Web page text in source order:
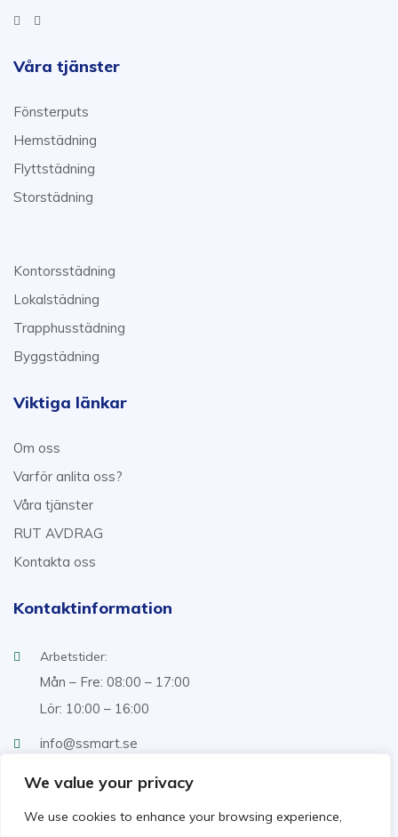
We value your privacy
We use cookies to enhance your browsing experience,
Våra tjänster
Fönsterputs
Hemstädning
Flyttstädning
Storstädning
Kontorsstädning
Lokalstädning
Trapphusstädning
Byggstädning
Viktiga länkar
Om oss
Varför anlita oss?
Våra tjänster
RUT AVDRAG
Kontakta oss
Kontaktinformation
Arbetstider:
Mån – Fre: 08:00 – 17:00
Lör: 10:00 – 16:00
info@ssmart.se
+46707322222